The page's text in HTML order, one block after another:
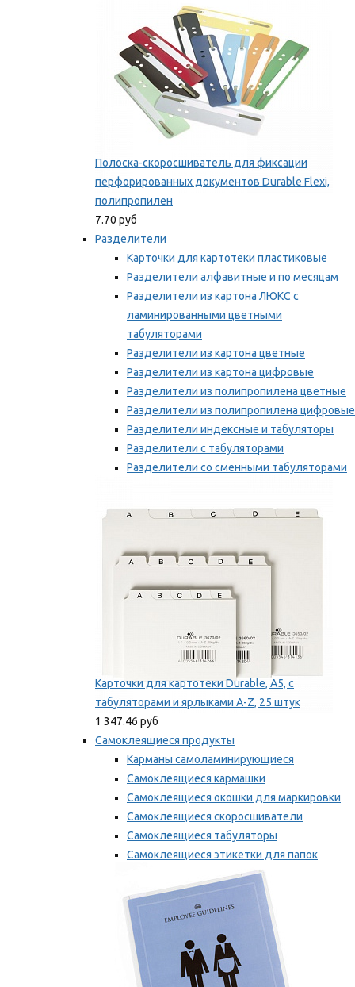
Полоска-скоросшиватель для фиксации
перфорированных документов Durable Flexi,
полипропилен
7.70 руб
Разделители
Карточки для картотеки пластиковые
Разделители алфавитные и по месяцам
Разделители из картона ЛЮКС с
ламинированными цветными
табуляторами
Разделители из картона цветные
Разделители из картона цифровые
Разделители из полипропилена цветные
Разделители из полипропилена цифровые
Разделители индексные и табуляторы
Разделители с табуляторами
Разделители со сменными табуляторами
Карточки для картотеки Durable, A5, с
табуляторами и ярлыками A-Z, 25 штук
1 347.46 руб
Самоклеящиеся продукты
Карманы самоламинирующиеся
Самоклеящиеся кармашки
Самоклеящиеся окошки для маркировки
Самоклеящиеся скоросшиватели
Самоклеящиеся табуляторы
Самоклеящиеся этикетки для папок
Таблички для маркировки
Мы рекомендуем